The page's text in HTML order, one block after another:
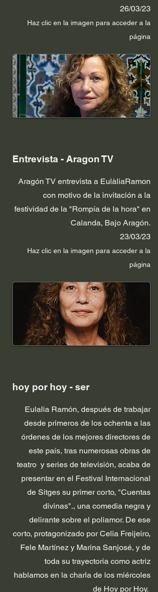
26/03/23
Haz clic en la imagen para acceder a la
página
Entrevista - Aragon TV
Aragón TV entrevista a EulàliaRamon
con motivo de la invitación a la
festividad de la "Rompía de la hora" en
Calanda, Bajo Aragón.
23/03/23
Haz clic en la imagen para acceder a la
página
hoy por hoy - ser
Eulalia Ramón, después de trabajar
desde primeros de los ochenta a las
órdenes de los mejores directores de
este país, tras numerosas obras de
teatro y series de televisión, acaba de
presentar en el Festival Internacional
de Sitges su primer corto, "Cuentas
divinas"., una comedia negra y
delirante sobre el poliamor. De ese
corto, protagonizado por Celia Freijeiro,
Fele Martínez y Marina Sanjosé, y de
toda su trayectoria como actriz
hablamos en la charla de los miércoles
de Hoy por Hoy.